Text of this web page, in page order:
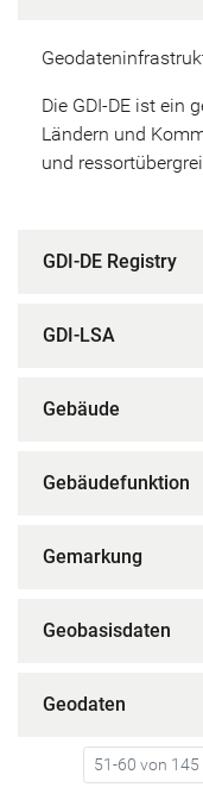
Die GDI-DE ist ein
Ländern und
und
GDI-DE Registry
GDI-LSA
Gebäude
Gebäudefunktion
Gemarkung
Geobasisdaten
Geodaten
51-60 von 145